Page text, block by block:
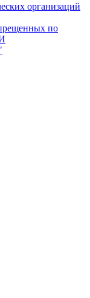
организаций
по